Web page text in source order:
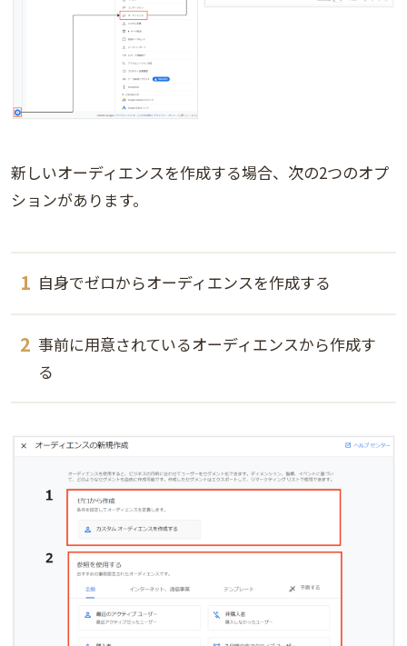
新しいオーディエンスを作成する場合、次の2つのオプ
ションがあります。
自身でゼロからオーディエンスを作成する
事前に用意されているオーディエンスから作成す
る